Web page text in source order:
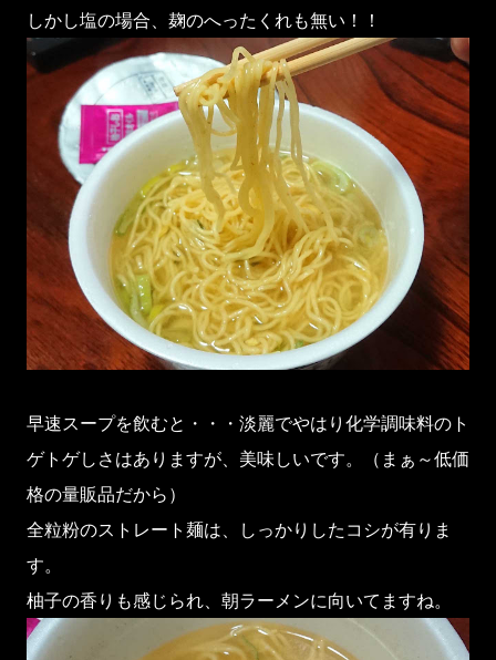
しかし塩の場合、麹のへったくれも無い！！
早速スープを飲むと・・・淡麗でやはり化学調味料のト
ゲトゲしさはありますが、美味しいです。（まぁ～低価
格の量販品だから）
全粒粉のストレート麺は、しっかりしたコシが有りま
す。
柚子の香りも感じられ、朝ラーメンに向いてますね。